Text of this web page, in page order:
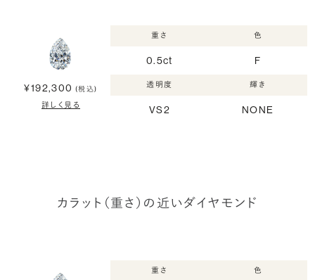
¥192,300 (税込)
詳しく見る
重さ
0.5ct
色
F
透明度
VS2
輝き
NONE
カラット（重さ）の近いダイヤモンド
重さ 色